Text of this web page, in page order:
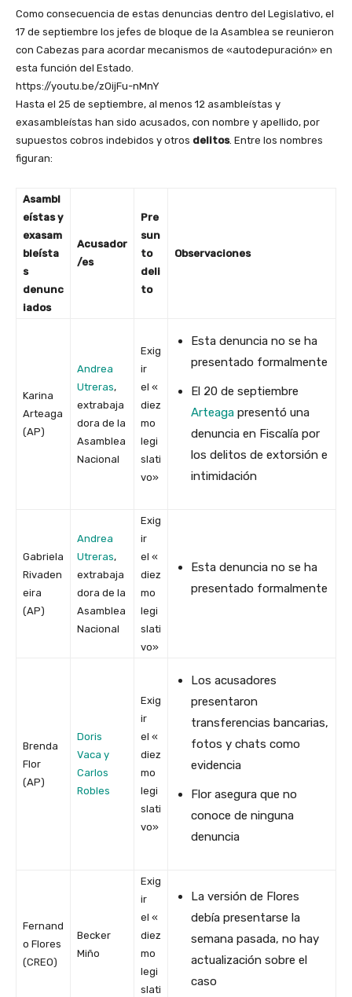
Como consecuencia de estas denuncias dentro del Legislativo, el
17 de septiembre los jefes de bloque de la Asamblea se reunieron
con Cabezas para acordar mecanismos de «autodepuración» en
esta función del Estado.
https://youtu.be/zOijFu-nMnY
Hasta el 25 de septiembre, al menos 12 asambleístas y
exasambleístas han sido acusados, con nombre y apellido, por
supuestos cobros indebidos y otros delitos. Entre los nombres
figuran:
Asambl
eístas y
exasam
bleísta
s
denunc
iados
Acusador
/es
Pre
sun
to
deli
to
Observaciones
Karina
Arteaga
(AP)
Andrea
Utreras,
extrabaja
dora de la
Asamblea
Nacional
Exig
ir
el «
diez
mo
legi
slati
vo»
Esta denuncia no se ha
presentado formalmente
El 20 de septiembre
Arteaga presentó una
denuncia en Fiscalía por
los delitos de extorsión e
intimidación
Gabriela
Rivaden
eira
(AP)
Andrea
Utreras,
extrabaja
dora de la
Asamblea
Nacional
Exig
ir
el «
diez
mo
legi
slati
vo»
Esta denuncia no se ha
presentado formalmente
Brenda
Flor
(AP)
Doris
Vaca y
Carlos
Robles
Exig
ir
el «
diez
mo
legi
slati
vo»
Los acusadores
presentaron
transferencias bancarias,
fotos y chats como
evidencia
Flor asegura que no
conoce de ninguna
denuncia
Fernand
o Flores
(CREO)
Becker
Miño
Exig
ir
el «
diez
mo
legi
slati
La versión de Flores
debía presentarse la
semana pasada, no hay
actualización sobre el
caso